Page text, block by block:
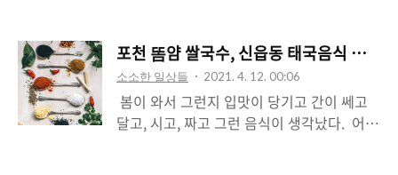
포천 똠얌 쌀국수, 신읍동 태국음식 전문
소소한 일상들 2021. 4. 12. 00:06
​ 봄이 와서 그런지 입맛이 당기고 간이 쎄고
달고, 시고, 짜고 그런 음식이 생각났다. ​ 어떤